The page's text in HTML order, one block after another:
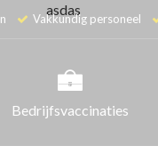
Vakkundig personeel
Bedrijfsvaccinaties
asdas